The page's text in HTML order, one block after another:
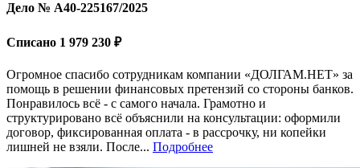
Дело № А40-225167/2025
Списано 1 979 230 ₽
Огромное спасибо сотрудникам компании «ДОЛГАМ.НЕТ» за
помощь в решении финансовых претензий со стороны банков.
Понравилось всё - с самого начала. Грамотно и
структурировано всё объяснили на консультации: оформили
договор, фиксированная оплата - в рассрочку, ни копейки
лишней не взяли. После... Подробнее